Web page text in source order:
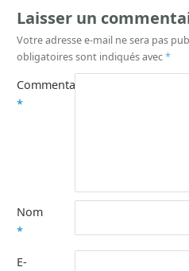
Laisser un
Votre adresse e-mail ne sera pas
obligatoires sont indiqués avec*
Commentaire
*
Nom
*
E-